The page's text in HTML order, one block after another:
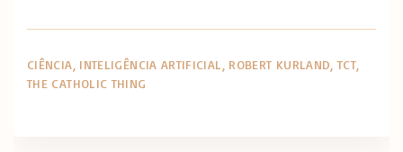
CIÊNCIA INTELIGÊNCIA ARTIFICIAL ROBERT KURLAND TCT
THE CATHOLIC THING